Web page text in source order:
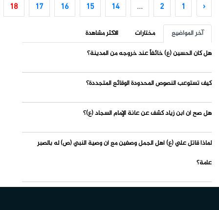
‹
1
2
...
14
15
16
17
18
آخر المواضيع مختارات
الاكثر مشاهدة
هل كان الحسين (ع) خائفاً عند خروجه من المدينة؟
كيف تستوعب النصوص المحدودة الوقائع المتجددة؟
هل صح أن ابن زياد كشف عن عانة الإمام السجاد (ع)؟
لماذا قاتل علي (ع) أهل الجمل وصفين مع أن وصية النبي (ص) له بالصبر
عامة؟